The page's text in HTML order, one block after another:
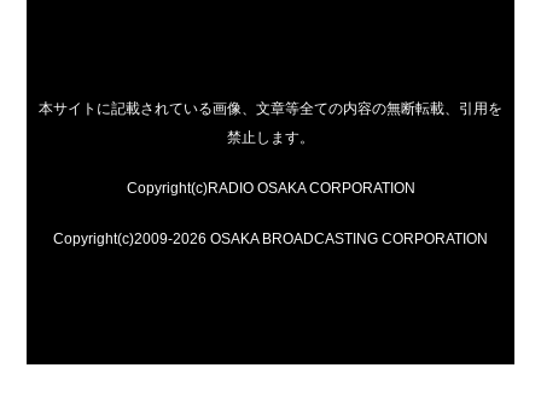
本サイトに記載されている画像、文章等全ての内容の無断転載、引用を
禁止します。
Copyright(c)RADIO OSAKA CORPORATION
Copyright(c)2009-2026 OSAKA BROADCASTING CORPORATION